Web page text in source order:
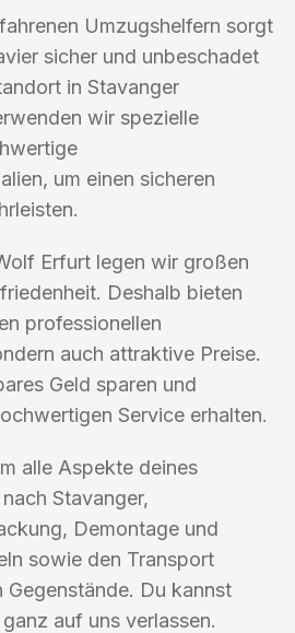
Umzugshelfern sorgt
sicher und unbeschadet
in Stavanger
wir spezielle
um einen sicheren
Erfurt legen wir großen
Deshalb bieten
professionellen
auch attraktive Preise.
Geld sparen und
Service erhalten.
alle Aspekte deines
Stavanger,
Demontage und
sowie den Transport
Gegenstände. Du kannst
auf uns verlassen.